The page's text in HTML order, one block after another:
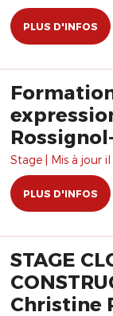
PLUS D'INFOS
Stage | Mis à jour il
PLUS D'INFOS
STAGE
Christine